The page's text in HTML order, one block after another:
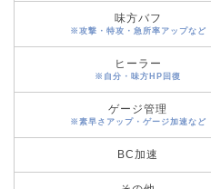
味方バフ
※攻撃・特攻・急所率アップなど
ヒーラー
※自分・味方HP回復
ゲージ管理
※素早さアップ・ゲージ加速など
BC加速